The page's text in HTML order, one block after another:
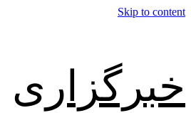
Skip to content
خبرگزاری